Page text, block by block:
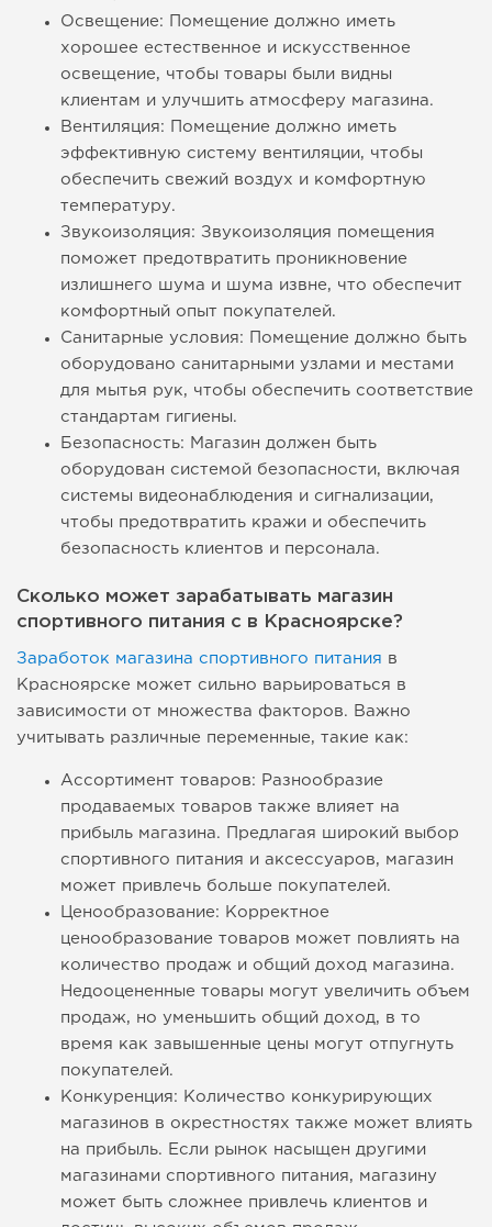
Освещение: Помещение должно иметь
хорошее естественное и искусственное
освещение, чтобы товары были видны
клиентам и улучшить атмосферу магазина.
Вентиляция: Помещение должно иметь
эффективную систему вентиляции, чтобы
обеспечить свежий воздух и комфортную
температуру.
Звукоизоляция: Звукоизоляция помещения
поможет предотвратить проникновение
излишнего шума и шума извне, что обеспечит
комфортный опыт покупателей.
Санитарные условия: Помещение должно быть
оборудовано санитарными узлами и местами
для мытья рук, чтобы обеспечить соответствие
стандартам гигиены.
Безопасность: Магазин должен быть
оборудован системой безопасности, включая
системы видеонаблюдения и сигнализации,
чтобы предотвратить кражи и обеспечить
безопасность клиентов и персонала.
Сколько может зарабатывать магазин
спортивного питания с в Красноярске?
Заработок магазина спортивного питания в
Красноярске может сильно варьироваться в
зависимости от множества факторов. Важно
учитывать различные переменные, такие как:
Ассортимент товаров: Разнообразие
продаваемых товаров также влияет на
прибыль магазина. Предлагая широкий выбор
спортивного питания и аксессуаров, магазин
может привлечь больше покупателей.
Ценообразование: Корректное
ценообразование товаров может повлиять на
количество продаж и общий доход магазина.
Недооцененные товары могут увеличить объем
продаж, но уменьшить общий доход, в то
время как завышенные цены могут отпугнуть
покупателей.
Конкуренция: Количество конкурирующих
магазинов в окрестностях также может влиять
на прибыль. Если рынок насыщен другими
магазинами спортивного питания, магазину
может быть сложнее привлечь клиентов и